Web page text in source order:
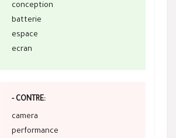
conception
batterie
espace
ecran
- CONTRE:
camera
performance